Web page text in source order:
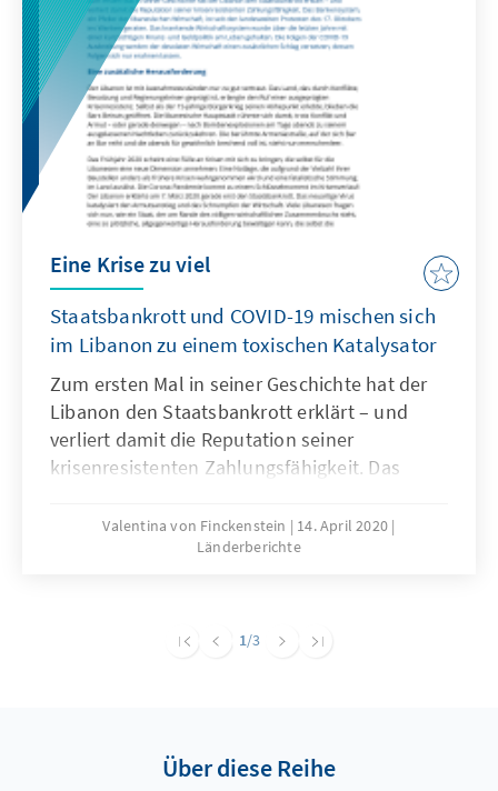
aufzubauen, eher homogen in Bildungsstand
und Herkunft blieben. Zu einer landesweiten
und inklusiven Massenmobilisierung sollte es
im Libanon erst 2019 kommen.
Eine Krise zu viel
Staatsbankrott und COVID-19 mischen sich
im Libanon zu einem toxischen Katalysator
Zum ersten Mal in seiner Geschichte hat der
Libanon den Staatsbankrott erklärt – und
verliert damit die Reputation seiner
krisenresistenten Zahlungsfähigkeit. Das
Wirtschaft, ist seit den landesweiten
Protesten des 17. Oktobers ins Wanken
kurzsichtigen Finanz- und Geldpolitik am
Valentina von Finckenstein
14. April 2020
Länderberichte
1/3
Über diese Reihe